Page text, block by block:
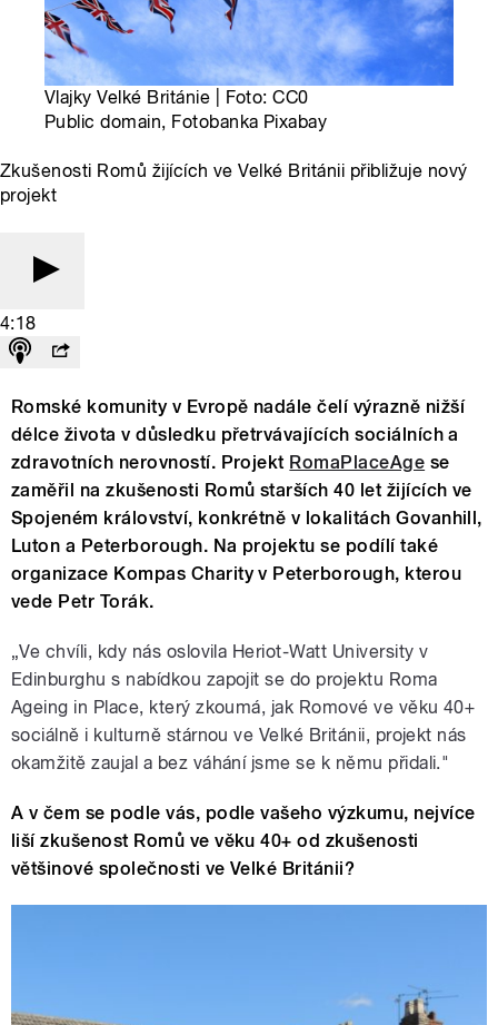
Vlajky Velké Británie | Foto: CC0
Public domain, Fotobanka Pixabay
Zkušenosti Romů žijících ve Velké Británii přibližuje nový
projekt
4:18
Romské komunity v Evropě nadále čelí výrazně nižší
délce života v důsledku přetrvávajících sociálních a
zdravotních nerovností. Projekt RomaPlaceAge se
zaměřil na zkušenosti Romů starších 40 let žijících ve
Spojeném království, konkrétně v lokalitách Govanhill,
Luton a Peterborough. Na projektu se podílí také
organizace Kompas Charity v Peterborough, kterou
vede Petr Torák.
„Ve chvíli, kdy nás oslovila Heriot‑Watt University v
Edinburghu s nabídkou zapojit se do projektu Roma
Ageing in Place, který zkoumá, jak Romové ve věku 40+
sociálně i kulturně stárnou ve Velké Británii, projekt nás
okamžitě zaujal a bez váhání jsme se k němu přidali."
A v čem se podle vás, podle vašeho výzkumu, nejvíce
liší zkušenost Romů ve věku 40+ od zkušenosti
většinové společnosti ve Velké Británii?